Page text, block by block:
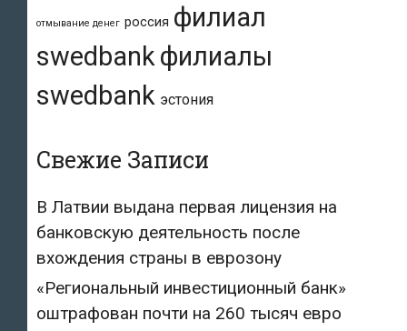
отмывание денег россия филиал
swedbankфилиалы
swedbank эстония
Свежие Записи
В Латвии выдана первая лицензия на
банковскую деятельность после
вхождения страны в еврозону
«Региональный инвестиционный банк»
оштрафован почти на 260 тысяч евро